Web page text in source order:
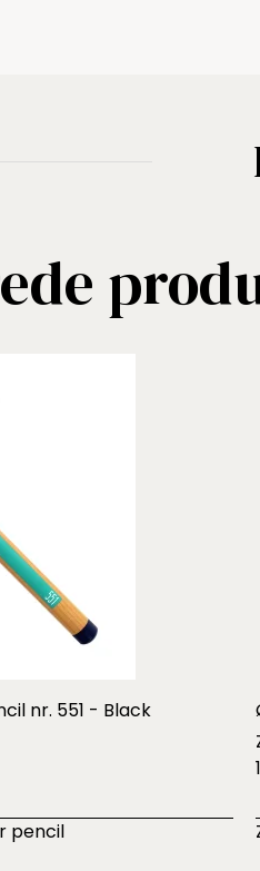
nr. 551 - Black
pencil